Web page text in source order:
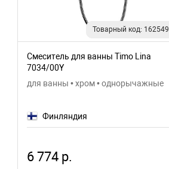
Товарный код: 162549
Смеситель для ванны Timo Lina
7034/00Y
для ванны • хром • однорычажные
Финляндия
6 774 р.